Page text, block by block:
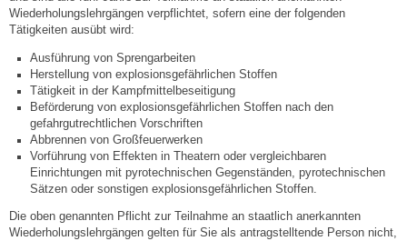
Wiederholungslehrgängen verpflichtet, sofern eine der folgenden
Tätigkeiten ausübt wird:
Ausführung von Sprengarbeiten
Herstellung von explosionsgefährlichen Stoffen
Tätigkeit in der Kampfmittelbeseitigung
Beförderung von explosionsgefährlichen Stoffen nach den
gefahrgutrechtlichen Vorschriften
Abbrennen von Großfeuerwerken
Vorführung von Effekten in Theatern oder vergleichbaren
Einrichtungen mit pyrotechnischen Gegenständen, pyrotechnischen
Sätzen oder sonstigen explosionsgefährlichen Stoffen.
Die oben genannten Pflicht zur Teilnahme an staatlich anerkannten
Wiederholungslehrgängen gelten für Sie als antragstelltende Person nicht,